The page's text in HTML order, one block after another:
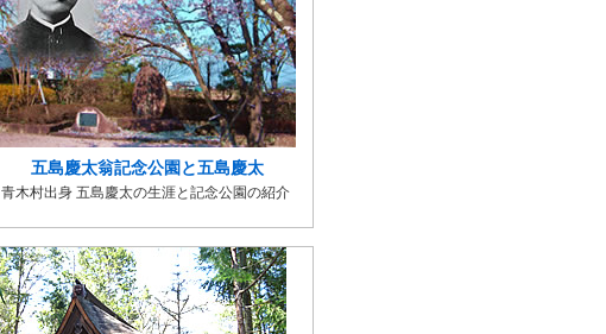
五島慶太翁記念公園と五島慶太
青木村出身 五島慶太の生涯と記念公園の紹介